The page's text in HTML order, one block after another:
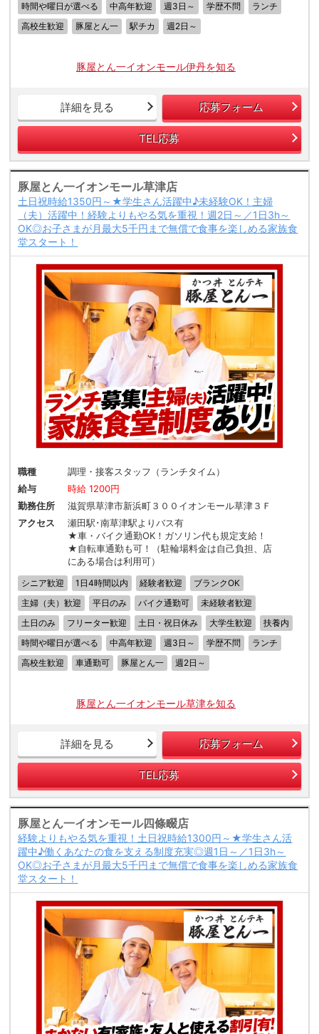
時間や曜日が選べる
中高年歓迎 週3日～ 学歴不問
ランチ
高校生歓迎
豚屋とん一 駅チカ 週2日～
豚屋とん一イオンモール伊丹を知る
詳細を見る 応募フォーム
TEL応募
豚屋とん一イオンモール草津店
土日祝時給1350円～★学生さん活躍中♪未経験OK！主婦
（夫）活躍中！経験よりもやる気を重視！週2日～／1日3h～
OK◎お子さまが月最大5千円まで無償で食事を楽しめる家族食
堂スタート！
職種
調理・接客スタッフ（ランチタイム）
給与
時給 1200円
勤務住所
滋賀県草津市新浜町３００イオンモール草津３Ｆ
アクセス
瀬田駅･南草津駅よりバス有
★車・バイク通勤OK！ガソリン代も規定支給！
★自転車通勤も可！（駐輪場料金は自己負担、店
にある場合は利用可）
シニア歓迎 1日4時間以内 経験者歓迎
ブランクOK
主婦（夫）歓迎
平日のみ バイク通勤可
未経験者歓迎
土日のみ
フリーター歓迎 土日・祝日休み 大学生歓迎
扶養内
時間や曜日が選べる
中高年歓迎 週3日～ 学歴不問
ランチ
高校生歓迎
車通勤可 豚屋とん一 週2日～
豚屋とん一イオンモール草津を知る
詳細を見る 応募フォーム
TEL応募
豚屋とん一イオンモール四條畷店
経験よりもやる気を重視！土日祝時給1300円～★学生さん活
躍中♪働くあなたの食を支える制度充実◎週1日～／1日3h～
OK◎お子さまが月最大5千円まで無償で食事を楽しめる家族食
堂スタート！